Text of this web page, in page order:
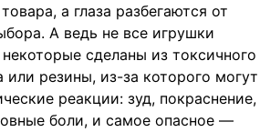
а глаза разбегаются от
А ведь не все игрушки
сделаны из токсичного
или резины, из-за которого могут
реакции: зуд, покраснение,
боли, и самое опасное —